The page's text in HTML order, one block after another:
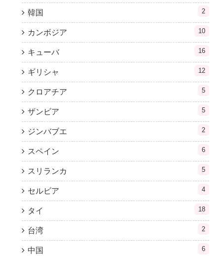
韓国 2
カンボジア 10
キューバ 16
ギリシャ 12
クロアチア 5
ザンビア 5
ジンバブエ 2
スペイン 6
スリランカ 5
セルビア 4
タイ 18
台湾 2
中国 6